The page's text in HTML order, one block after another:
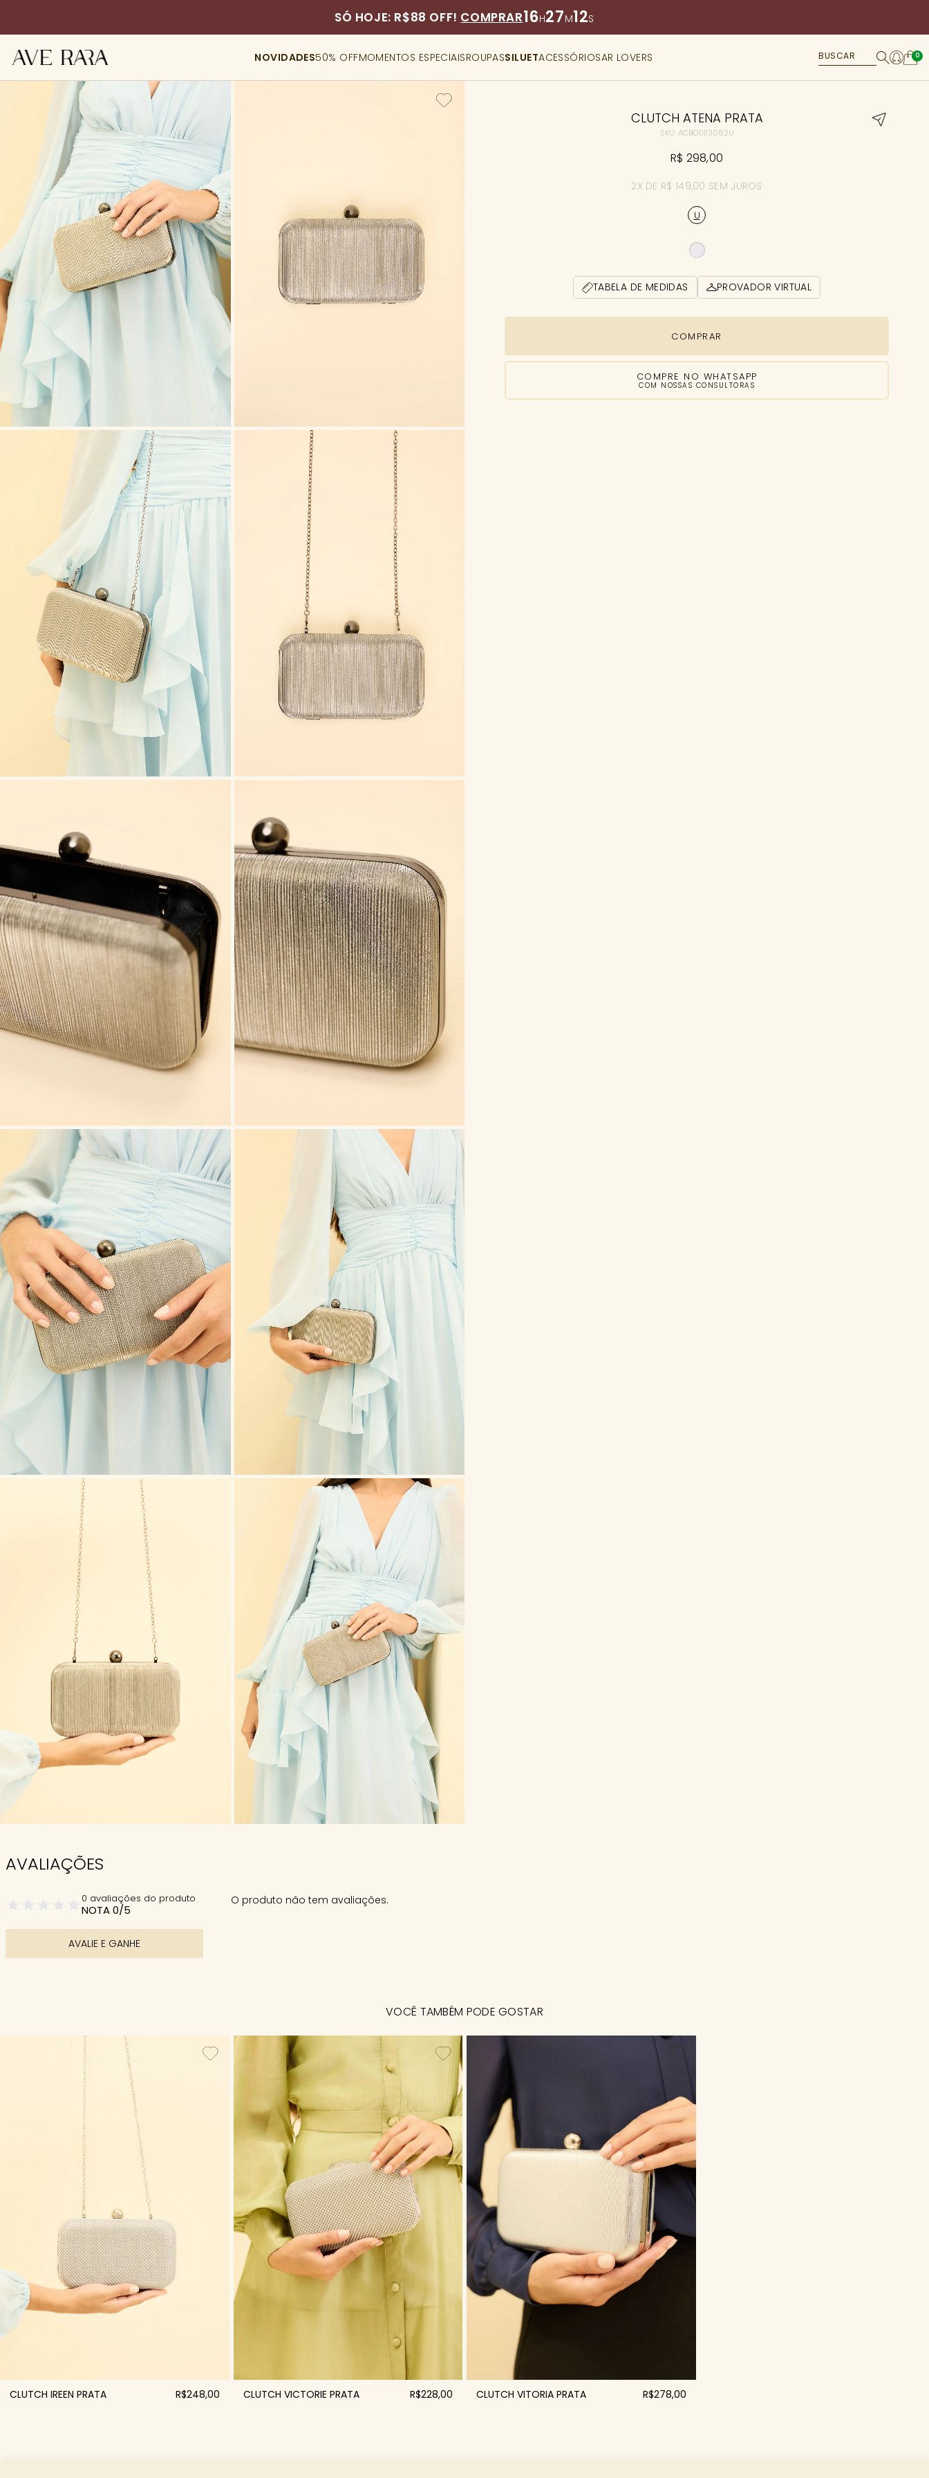
16H27M10S
SÓ HOJE: R$88 OFF! COMPRAR
NOVIDADES50% OFFMOMENTOS ESPECIAISROUPASSILUETACESSÓRIOSAR LOVERS 0
CLUTCH ATENA PRATA
SKU: ACBO0113082U
R$ 298,00
2X DE R$ 149,00 SEM JUROS
U
TABELA DE MEDIDAS PROVADOR VIRTUAL
COMPRAR
COMPRE NO WHATSAPP
COM NOSSAS CONSULTORAS
AVALIAÇÕES
0 avaliações do produto
NOTA 0/5
AVALIE E GANHE
O produto não tem avaliações.
VOCÊ TAMBÉM PODE GOSTAR
CLUTCH IREEN PRATA R$248,00 CLUTCH VICTORIE PRATA R$228,00 CLUTCH VITORIA PRATA R$278,00